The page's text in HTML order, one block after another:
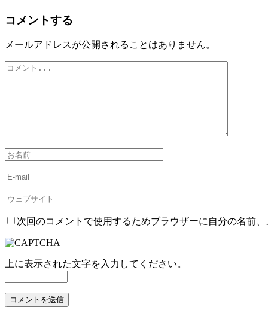
コメントする
メールアドレスが公開されることはありません。
次回のコメントで使用するためブラウザーに自分の名前
上に表示された文字を入力してください。